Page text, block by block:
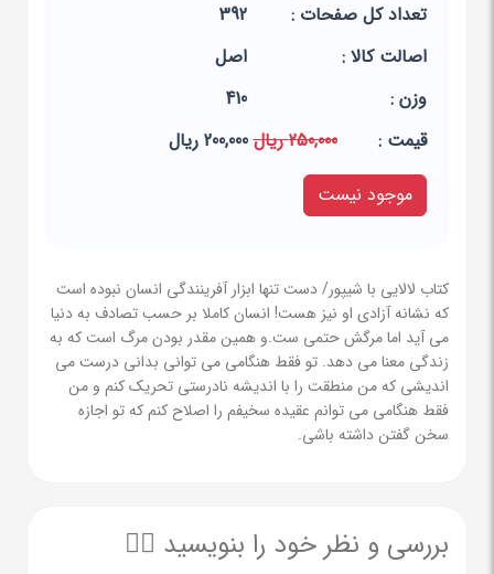
تعداد کل صفحات :
392
اصالت کالا :
اصل
وزن :
410
قيمت :
250,000 ریال
200,000 ریال
موجود نیست
کتاب لالایی با شیپور/ دست تنها ابزار آفرینندگی انسان نبوده است
که نشانه آزادی او نیز هست! انسان کاملا بر حسب تصادف به دنیا
می آید اما مرگش حتمی ست.و همین مقدر بودن مرگ است که به
زندگی معنا می دهد. تو فقط هنگامی می توانی بدانی درست می
اندیشی که من منطقت را با اندیشه نادرستی تحریک کنم و من
فقط هنگامی می توانم عقیده سخیفم را اصلاح کنم که تو اجازه
سخن گفتن داشته باشی.
بررسی و نظر خود را بنویسید ✍🏻